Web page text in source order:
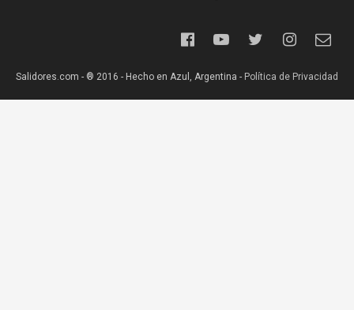
Salidores.com - ® 2016 - Hecho en Azul, Argentina - Política de Privacidad